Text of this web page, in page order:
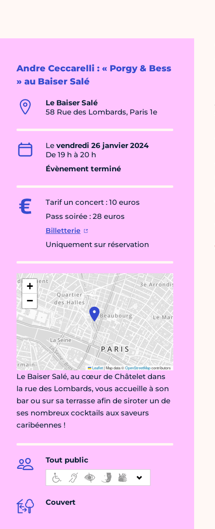
Andre Ceccarelli : « Porgy & Bess
» au Baiser Salé
Le Baiser Salé
58 Rue des Lombards, Paris 1e
Le vendredi 26 janvier 2024
De 19 h à 20 h
Évènement terminé
Tarif un concert : 10 euros
Pass soirée : 28 euros
Billetterie
Uniquement sur réservation
+
−
Leaflet|Map data ©OpenStreetMapcontributors
Le Baiser Salé, au cœur de Châtelet dans
la rue des Lombards, vous accueille à son
bar ou sur sa terrasse afin de siroter un de
ses nombreux cocktails aux saveurs
caribéennes !
Tout public
Couvert